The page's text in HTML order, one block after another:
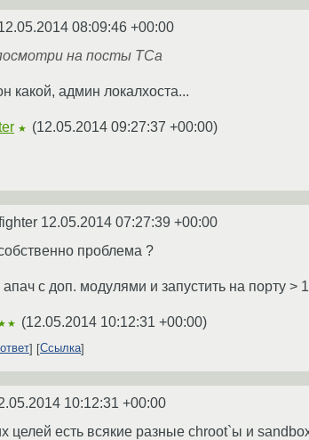
08:09:46 +00:00
на посты ТСа
какой, админ локалхоста...
★ (12.05.2014 09:27:37 +00:00)
12.05.2014 07:27:39 +00:00
проблема ?
с доп. модулями и запустить на порту
(12.05.2014 10:12:31 +00:00)
Ссылка
10:12:31 +00:00
целей есть всякие разные chroot`ы и